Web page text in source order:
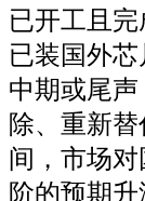
已开工且
已装国外
中期或尾
除、重新
间，市场
阶的预期